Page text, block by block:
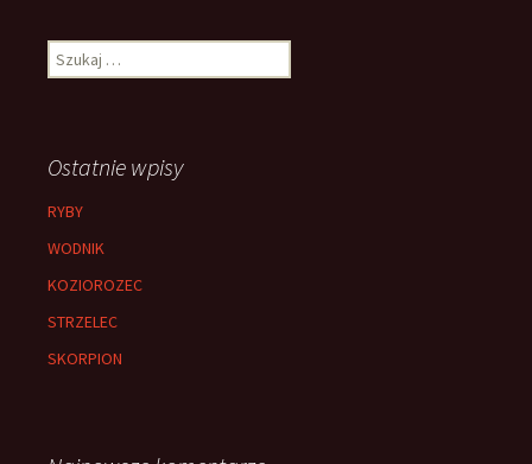
Szukaj:
Ostatnie wpisy
RYBY
WODNIK
KOZIOROZEC
STRZELEC
SKORPION